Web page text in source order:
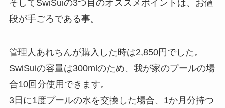
そしてSwiSuiの3つ目のオススメポイントは、お値
段が手ごろである事。
管理人あれちんが購入した時は2,850円でした。
SwiSuiの容量は300mlのため、我が家のプールの場
合10回分使用できます。
3日に1度プールの水を交換した場合、1か月分持つ